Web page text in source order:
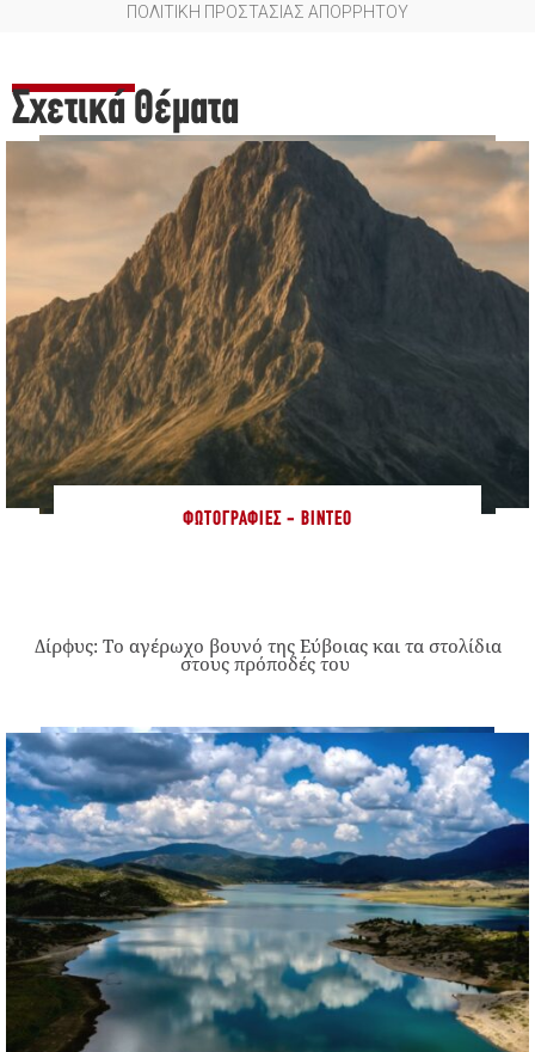
ΠΟΛΙΤΙΚΗ ΠΡΟΣΤΑΣΙΑΣ ΑΠΟΡΡΗΤΟΥ
Σχετικά Θέματα
ΦΩΤΟΓΡΑΦΊΕΣ - ΒΊΝΤΕΟ
Δίρφυς: Το αγέρωχο βουνό της Εύβοιας και τα στολίδια
στους πρόποδές του